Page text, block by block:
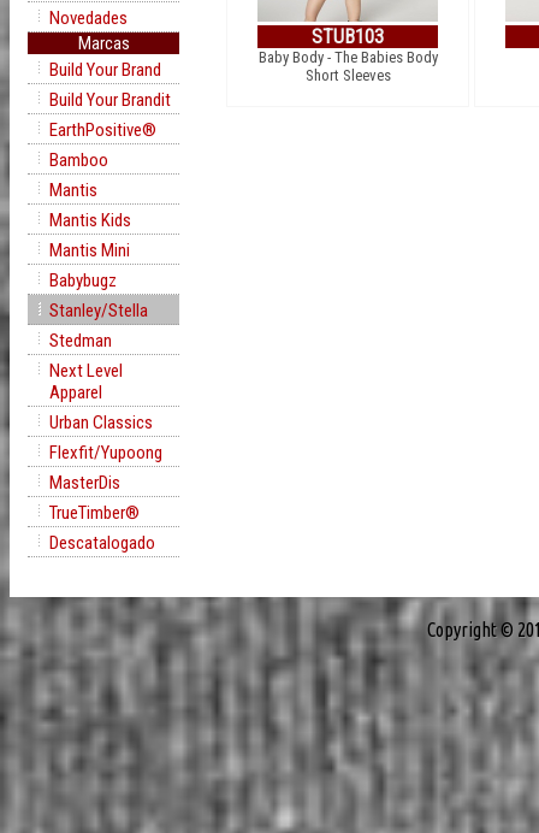
Novedades
Marcas
Build Your Brand
Build Your Brandit
EarthPositive®
Bamboo
Mantis
Mantis Kids
Mantis Mini
Babybugz
Stanley/Stella
Stedman
Next Level
Apparel
Urban Classics
Flexfit/Yupoong
MasterDis
TrueTimber®
Descatalogado
STUB103
Baby Body - The Babies Body
Short Sleeves
Copyright ©